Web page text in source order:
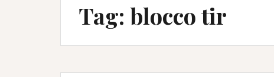
Tag: blocco tir